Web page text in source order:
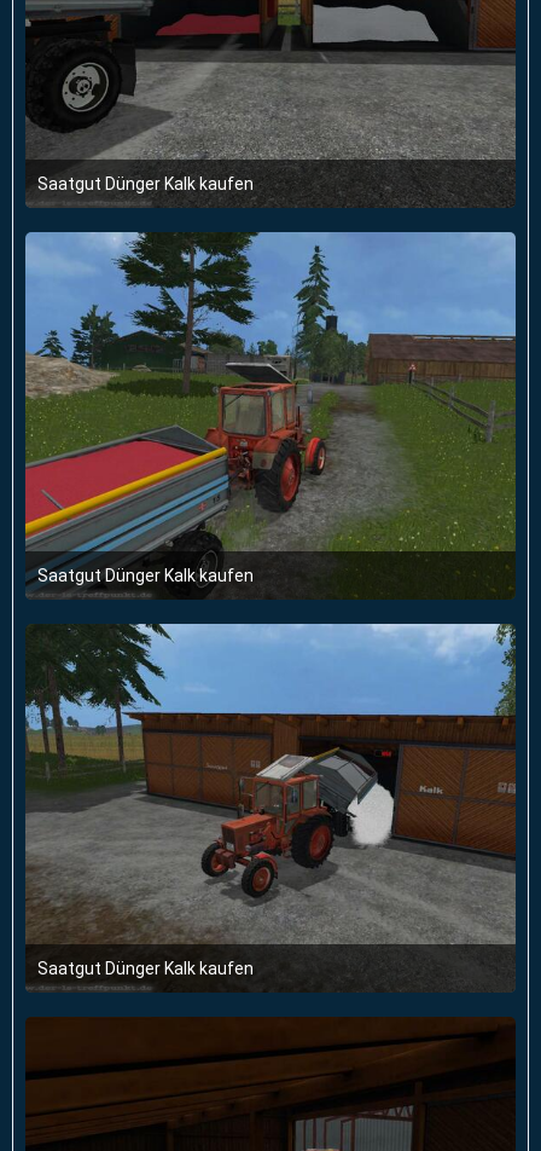
Saatgut Dünger Kalk kaufen
14. März 2015 um 19:20
Saatgut Dünger Kalk kaufen
14. März 2015 um 19:20
Saatgut Dünger Kalk kaufen
14. März 2015 um 19:20